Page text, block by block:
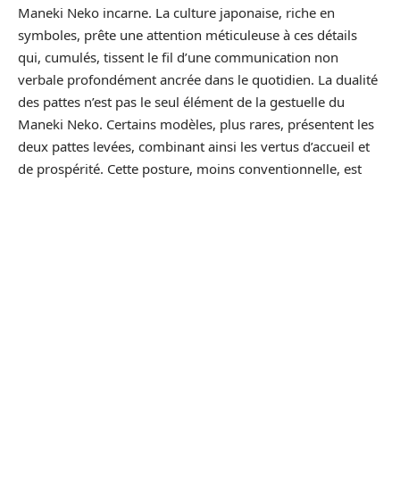
Maneki Neko incarne. La culture japonaise, riche en
symboles, prête une attention méticuleuse à ces détails
qui, cumulés, tissent le fil d’une communication non
verbale profondément ancrée dans le quotidien. La dualité
des pattes n’est pas le seul élément de la gestuelle du
Maneki Neko. Certains modèles, plus rares, présentent les
deux pattes levées, combinant ainsi les vertus d’accueil et
de prospérité. Cette posture, moins conventionnelle, est